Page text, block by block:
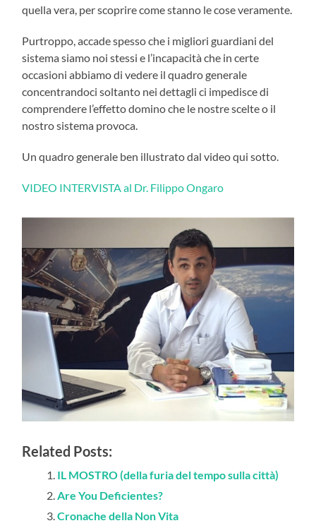
quella vera, per scoprire come stanno le cose veramente.
Purtroppo, accade spesso che i migliori guardiani del
sistema siamo noi stessi e l’incapacità che in certe
occasioni abbiamo di vedere il quadro generale
concentrandoci soltanto nei dettagli ci impedisce di
comprendere l’effetto domino che le nostre scelte o il
nostro sistema provoca.
Un quadro generale ben illustrato dal video qui sotto.
VIDEO INTERVISTA al Dr. Filippo Ongaro
Related Posts:
IL MOSTRO (della furia del tempo sulla città)
Are You Deficientes?
Cronache della Non Vita